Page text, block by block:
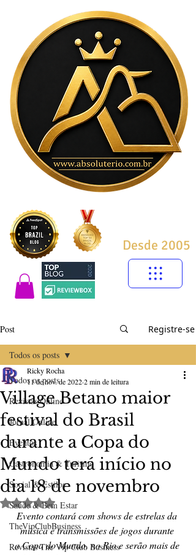
Desde 2005
Post Registre-se
Todos os posts
Revistas Online
Jornal Online
Eventos
Gastronomia & Turismo
Social & Estilos
Saúde & Bem Estar
TheVipClubBusiness
Revistas The Vip Club Business
Todos os posts
Village Betano maior
festival do Brasil
durante a Copa do
Mundo terá início no
dia 18 de novembro
Ricky Rocha
11 de nov. de 20222 min de leitura
Avaliado com NaN de 5 estrelas.
Evento contará com shows de estrelas da
música e transmissões de jogos durante
a Copa do Mundo, no Rio e serão mais de